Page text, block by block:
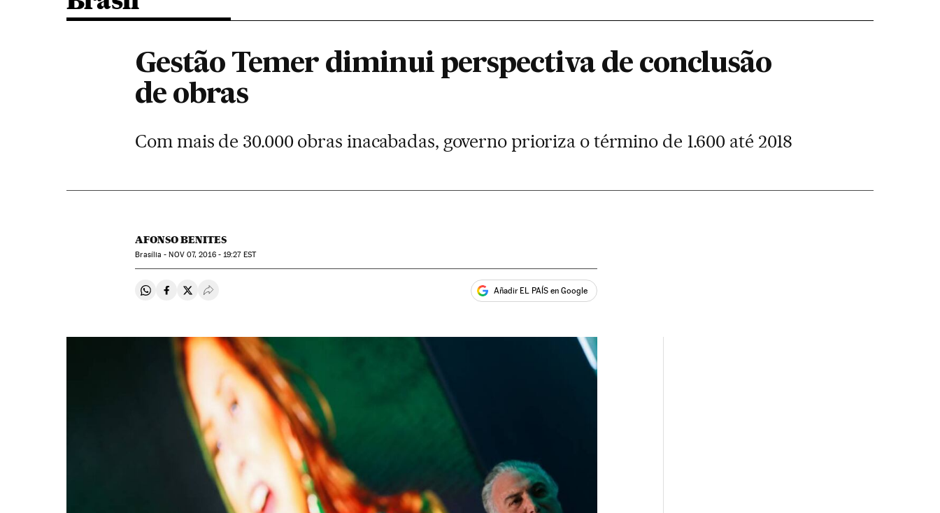
Gestão Temer diminui perspectiva de conclusão
de obras
Com mais de 30.000 obras inacabadas, governo prioriza o término de 1.600 até 2018
AFONSO BENITES
Brasília -NOV07, 2016 - 19:27EST
Compartir en Whatsapp
Compartir en Facebook
Compartir en Twitter
Desplegar Redes Sociales Añadir EL PAÍS en Google